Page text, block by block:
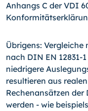
Anhangs C der VDI
Übrigens:
nach DIN EN 12831-
niedrigere
resultieren aus
Rechenansätzen der
werden - wie